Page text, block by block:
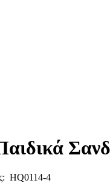
HQ0114-4